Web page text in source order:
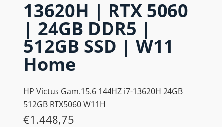
13620H | RTX 5060
| 24GB DDR5 |
512GB SSD | W11
Home
HP Victus Gam.15.6 144HZ i7-13620H 24GB
512GB RTX5060 W11H
€1.448,75